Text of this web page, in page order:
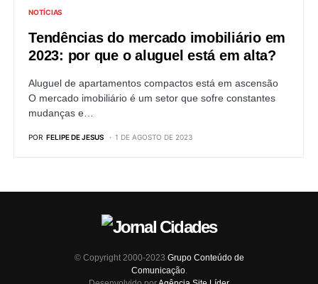
NOTÍCIAS
Tendências do mercado imobiliário em
2023: por que o aluguel está em alta?
Aluguel de apartamentos compactos está em ascensão
O mercado imobiliário é um setor que sofre constantes
mudanças e…
POR FELIPE DE JESUS 1 DE AGOSTO DE 2023
© Copyright 2000-2023 Grupo Conteúdo de
Comunicação.